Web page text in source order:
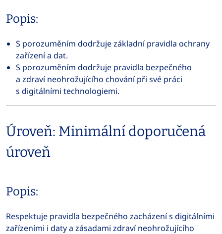
Popis:
S porozuměním dodržuje základní pravidla ochrany
zařízení a dat.
S porozuměním dodržuje pravidla bezpečného
a zdraví neohrožujícího chování při své práci
s digitálními technologiemi.
Úroveň: Minimální doporučená
úroveň
Popis:
Respektuje pravidla bezpečného zacházení s digitálními
zařízeními i daty a zásadami zdraví neohrožujícího